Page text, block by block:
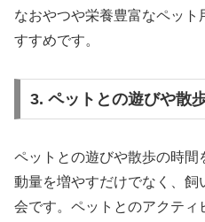
なおやつや栄養豊富なペッ
すすめです。
3. ペットとの遊びや散
ペットとの遊びや散歩の時
動量を増やすだけでなく、
会です。ペットとのアクティ